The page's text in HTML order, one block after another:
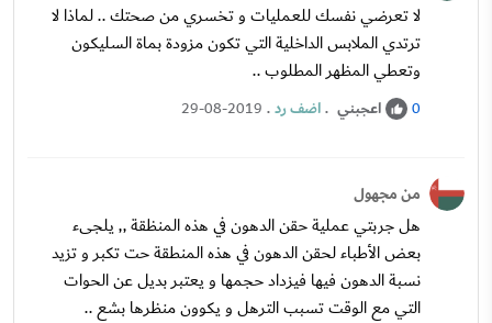
لا تعرضي نفسك للعمليات و تخسري من صحتك .. لماذا لا
ترتدي الملابس الداخلية التي تكون مزودة بماة السليكون
وتعطي المظهر المطلوب ..
0 اعجبني .اضف رد.
29-08-2019
من مجهول
هل جربتي عملية حقن الدهون في هذه المنظقة ,, يلجىء
بعض الأطباء لحقن الدهون في هذه المنطقة حت تكبر و تزيد
نسبة الدهون فيها فيزداد حجمها و يعتبر بديل عن الحوات
التي مع الوقت تسبب الترهل و يكوون منظرها بشع ..